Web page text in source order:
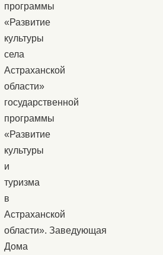
программы
«Развитие
культуры
села
Астраханской
области»
государственной
программы
«Развитие
культуры
и
туризма
в
Астраханской
области». Заведующая
Дома